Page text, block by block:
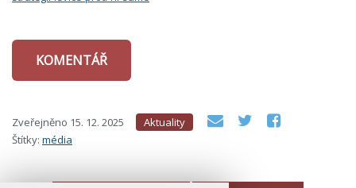
KOMENTÁŘ
Zveřejněno 15. 12. 2025
Aktuality
Štítky: média